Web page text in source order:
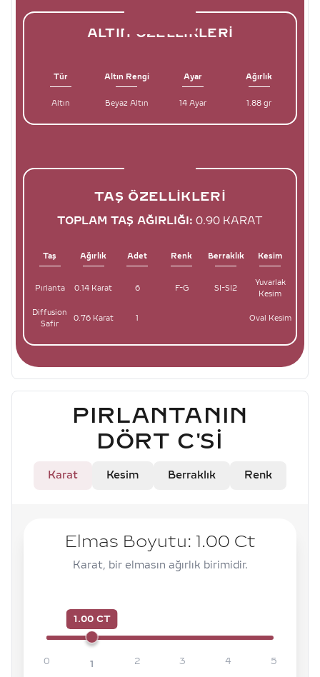
ALTIN ÖZELLIKLERI
Tür Altın Rengi Ayar Ağırlık
Altın Beyaz Altın 14 Ayar 1.88 gr
TAŞ ÖZELLIKLERI
TOPLAM TAŞ AĞIRLIĞI: 0.90 KARAT
Taş Ağırlık Adet Renk Berraklık Kesim
Pırlanta 0.14 Karat 6 F-G SI-SI2
Yuvarlak
Kesim
Diffusion
Safir
0.76 Karat 1 Oval Kesim
PIRLANTANIN
DÖRT C'SI
Karat Kesim Berraklık Renk
Elmas Boyutu: 1.00 Ct
Karat, bir elmasın ağırlık birimidir.
1.00 CT
0 1 2 3 4 5